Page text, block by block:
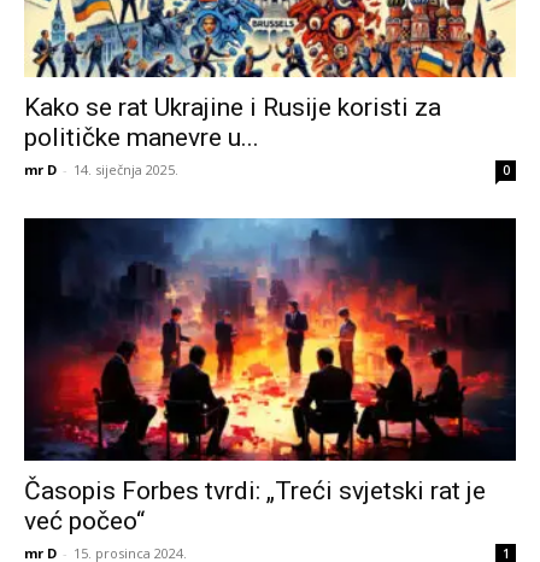
Kako se rat Ukrajine i Rusije koristi za
političke manevre u...
mr D - 14. siječnja 2025. 0
Časopis Forbes tvrdi: „Treći svjetski rat je
već počeo“
mr D - 15. prosinca 2024. 1